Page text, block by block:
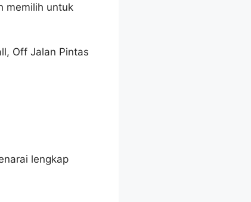
memilih untuk
Off Jalan Pintas
lengkap